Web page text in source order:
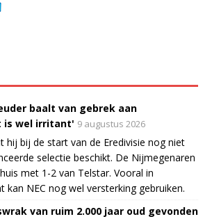
baalt van gebrek aan
is wel irritant' 9 augustus 2026
hij bij de start van de Eredivisie nog niet
selectie beschikt. De Nijmegenaren
met 1-2 van Telstar. Vooral in
kan NEC nog wel versterking gebruiken.
van ruim 2.000 jaar oud gevonden